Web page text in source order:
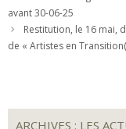
avant 30-06-25
Restitution, le 16 mai,
de « Artistes en
ARCHIVES : LES